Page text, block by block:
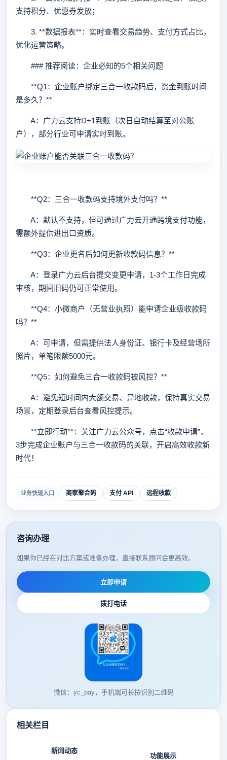
支持积分、优惠券发放；
3. **数据报表**：实时查看交易趋势、支付方式占比，
优化运营策略。
### 推荐阅读：企业必知的5个相关问题
**Q1：企业账户绑定三合一收款码后，资金到账时间
是多久？**
A：广力云支持D+1到账（次日自动结算至对公账
户），部分行业可申请实时到账。
**Q2：三合一收款码支持境外支付吗？**
A：默认不支持，但可通过广力云开通跨境支付功能，
需额外提供进出口资质。
**Q3：企业更名后如何更新收款码信息？**
A：登录广力云后台提交变更申请，1-3个工作日完成
审核，期间旧码仍可正常使用。
**Q4：小微商户（无营业执照）能申请企业级收款码
吗？**
A：可申请，但需提供法人身份证、银行卡及经营场所
照片，单笔限额5000元。
**Q5：如何避免三合一收款码被风控？**
A：避免短时间内大额交易、异地收款，保持真实交易
场景，定期登录后台查看风控提示。
**立即行动**：关注广力云公众号，点击“收款申请”，
3步完成企业账户与三合一收款码的关联，开启高效收款新
时代！
业务快速入口 商家聚合码 支付 API 远程收款
咨询办理
如果你已经在对比方案或准备办理，直接联系顾问会更高效。
立即申请
拨打电话
微信：yc_pay，手机端可长按识别二维码
相关栏目
新闻动态
功能展示